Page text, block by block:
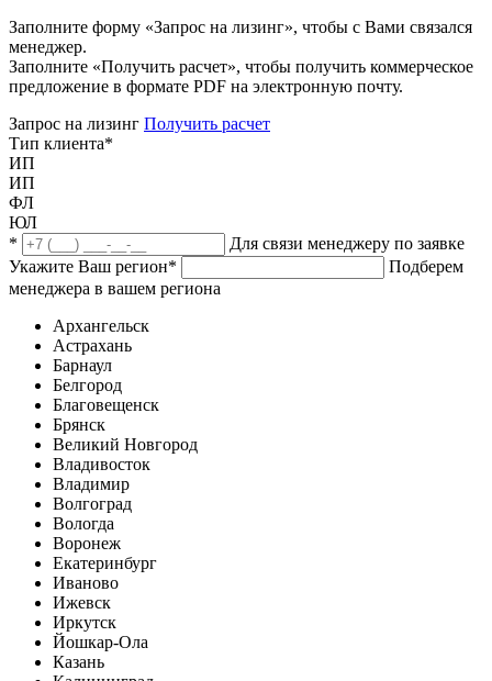
Заполните форму «Запрос на лизинг», чтобы с Вами связался
менеджер.
Заполните «Получить расчет», чтобы получить коммерческое
предложение в формате PDF на электронную почту.
Запрос на лизинг Получить расчет
Тип клиента*
ИП
ИП
ФЛ
ЮЛ
*
Для связи менеджеру по заявке
Укажите Ваш регион*
Подберем
менеджера в вашем региона
Архангельск
Астрахань
Барнаул
Белгород
Благовещенск
Брянск
Великий Новгород
Владивосток
Владимир
Волгоград
Вологда
Воронеж
Екатеринбург
Иваново
Ижевск
Иркутск
Йошкар-Ола
Казань